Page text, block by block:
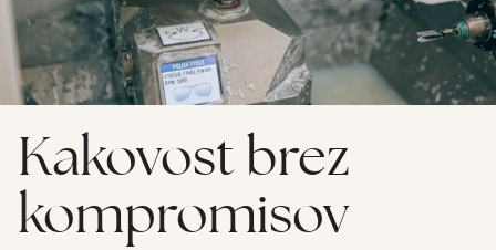
Kakovost brez
kompromisov